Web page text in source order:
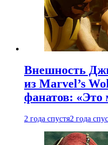
Внешность
из Marvel’s
фанатов: «Это
2 года спустя2 года